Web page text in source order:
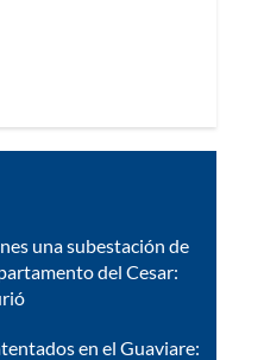
una subestación de
del Cesar:
en el Guaviare: